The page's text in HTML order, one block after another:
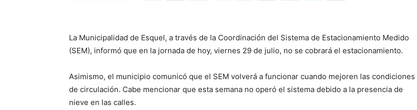
La Municipalidad de Esquel, a través de la Coordinación del Sistema de Estacionamiento Medido
(SEM), informó que en la jornada de hoy, viernes 29 de julio, no se cobrará el estacionamiento.
Asimismo, el municipio comunicó que el SEM volverá a funcionar cuando mejoren las condiciones
de circulación. Cabe mencionar que esta semana no operó el sistema debido a la presencia de
nieve en las calles.